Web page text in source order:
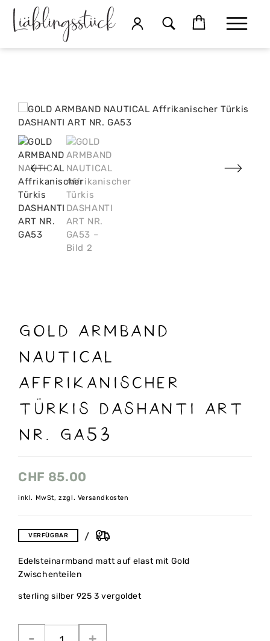
GOLD ARMBAND
NAUTICAL
Affrikanischer
Türkis DASHANTI ART
NR. GA53
CHF 85.00
inkl. MwSt, zzgl. Versandkosten
VERFÜGBAR
Edelsteinarmband matt auf elast mit Gold
Zwischenteilen
sterling silber 925 3 vergoldet